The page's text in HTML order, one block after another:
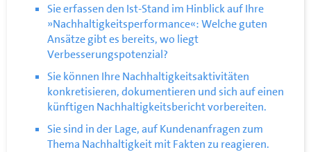
Sie erfassen den Ist-Stand im Hinblick auf Ihre
»Nachhaltigkeitsperformance«: Welche guten
Ansätze gibt es bereits, wo liegt
Verbesserungspotenzial?
Sie können Ihre Nachhaltigkeitsaktivitäten
konkretisieren, dokumentieren und sich auf einen
künftigen Nachhaltigkeitsbericht vorbereiten.
Sie sind in der Lage, auf Kundenanfragen zum
Thema Nachhaltigkeit mit Fakten zu reagieren.